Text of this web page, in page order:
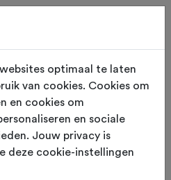
voor:
En Langs
sportieve fietsers op
optimaal te laten
van cookies. Cookies om
en cookies om
en sociale
Jouw privacy is
deze cookie-instellingen